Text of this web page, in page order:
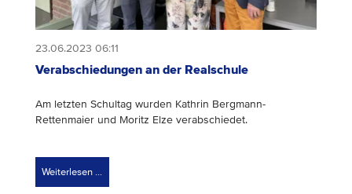
23.06.2023 06:11
Verabschiedungen an der Realschule
Am letzten Schultag wurden Kathrin Bergmann-
Rettenmaier und Moritz Elze verabschiedet.
Weiterlesen …